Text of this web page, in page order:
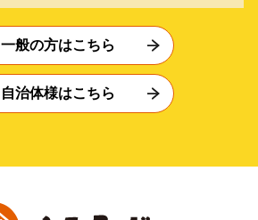
一般の方はこちら
自治体様はこちら